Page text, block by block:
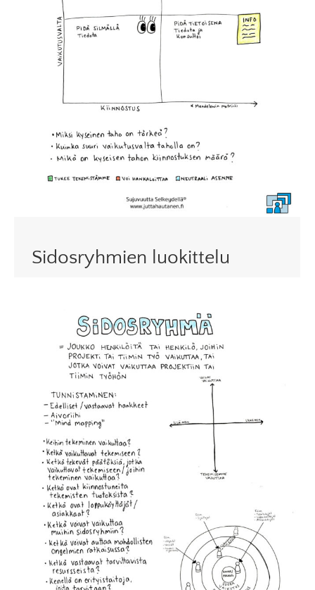
Sidosryhmien luokittelu